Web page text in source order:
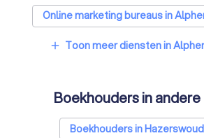
Online marketing bureaus in
Tekstschrijvers in Alphen aan
SEO-specialisten in Alphen
Grafisch ontwerpers in Alphen
add Toon meer diensten in
Boekhouders in
Boekhouders in